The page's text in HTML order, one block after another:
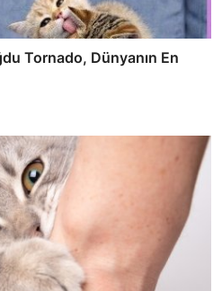
Tornado, Dünyanın En